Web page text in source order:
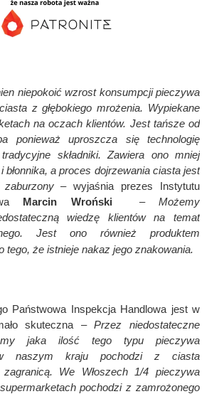
niepokoić wzrost konsumpcji pieczywa
z głębokiego mrożenia. Wypiekane
na oczach klientów. Jest tańsze od
ponieważ uproszcza się technologię
składniki. Zawiera ono mniej
błonnika, a proces dojrzewania ciasta jest
zaburzony– wyjaśnia prezes Instytutu
Marcin Wroński –Możemy
wiedzę klientów na temat
Jest ono również produktem
tego, że istnieje nakaz jego znakowania.
Państwowa Inspekcja Handlowa jest w
skuteczna –Przez niedostateczne
jaka ilość tego typu pieczywa
w naszym kraju pochodzi z ciasta
zagranicą. We Włoszech 1/4 pieczywa
pochodzi z zamrożonego